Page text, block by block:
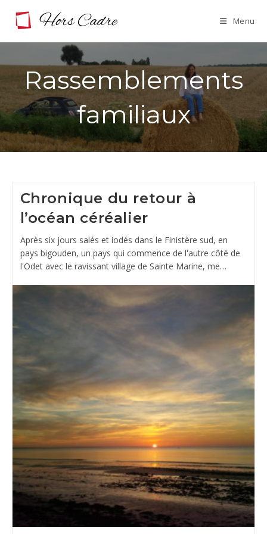
Menu
Rassemblements
familiaux
Chronique du retour à
l’océan céréalier
Après six jours salés et iodés dans le Finistère sud, en
pays bigouden, un pays qui commence de l'autre côté de
l'Odet avec le ravissant village de Sainte Marine, me…